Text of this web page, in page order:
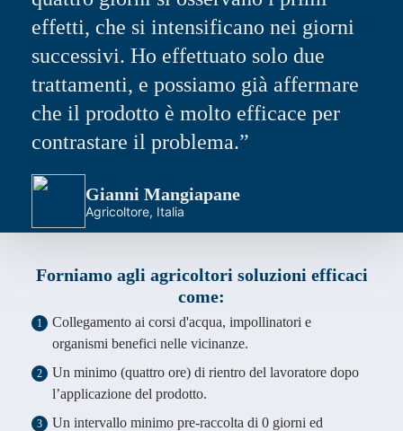
effetti, che si intensificano nei giorni
successivi. Ho effettuato solo due
trattamenti, e possiamo già affermare
che il prodotto è molto efficace per
contrastare il problema.”
Gianni Mangiapane
Agricoltore, Italia
Forniamo agli agricoltori soluzioni efficaci
come:
1
Collegamento ai corsi d'acqua, impollinatori e
organismi benefici nelle vicinanze.
2
Un minimo (quattro ore) di rientro del lavoratore dopo
l’applicazione del prodotto.
3
Un intervallo minimo pre-raccolta di 0 giorni ed